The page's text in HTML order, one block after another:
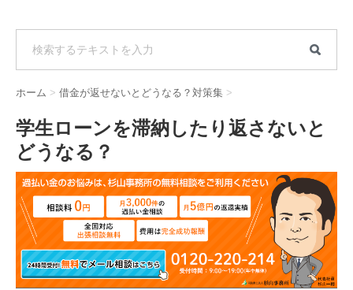
ホーム > 借金が返せないとどうなる？対策集 >
学生ローンを滞納したり返さないと
どうなる？